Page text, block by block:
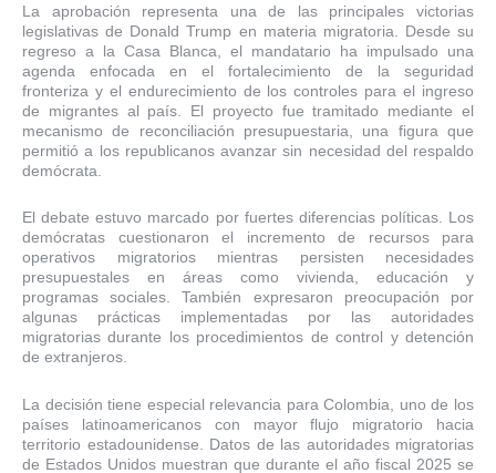
La aprobación representa una de las principales victorias
legislativas de Donald Trump en materia migratoria. Desde su
regreso a la Casa Blanca, el mandatario ha impulsado una
agenda enfocada en el fortalecimiento de la seguridad
fronteriza y el endurecimiento de los controles para el ingreso
de migrantes al país. El proyecto fue tramitado mediante el
mecanismo de reconciliación presupuestaria, una figura que
permitió a los republicanos avanzar sin necesidad del respaldo
demócrata.
El debate estuvo marcado por fuertes diferencias políticas. Los
demócratas cuestionaron el incremento de recursos para
operativos migratorios mientras persisten necesidades
presupuestales en áreas como vivienda, educación y
programas sociales. También expresaron preocupación por
algunas prácticas implementadas por las autoridades
migratorias durante los procedimientos de control y detención
de extranjeros.
La decisión tiene especial relevancia para Colombia, uno de los
países latinoamericanos con mayor flujo migratorio hacia
territorio estadounidense. Datos de las autoridades migratorias
de Estados Unidos muestran que durante el año fiscal 2025 se